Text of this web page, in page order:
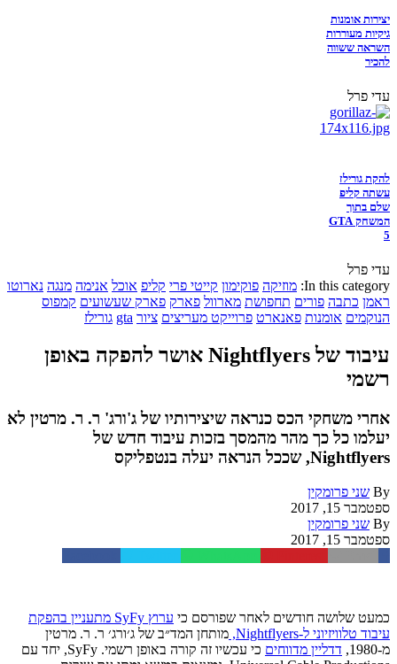
יצירות אומנות
גיקיות מעוררות
השראה ששווה
להכיר
עדי פרל
להקת גורילז
עשתה קליפ
שלם בתוך
המשחק GTA
5
עדי פרל
In this category: מוזיקה פוקימון קייטי פרי קליפ אוכל אנימה מנגה נארוטו
ראמן כתבה פורים תחפושת מארוול פארק פארק שעשועים קמפוס
הנוקמים אומנות פאנארט פרוייקט מעריצים ציור gta גורילז
עיבוד של Nightflyers אושר להפקה באופן
רשמי
אחרי משחקי הכס כנראה שיצירותיו של ג'ורג' ר. ר. מרטין לא
יעלמו כל כך מהר מהמסך בזכות עיבוד חדש של
Nightflyers, שככל הנראה יעלה בנטפליקס
By שני פרומקין
ספטמבר 15, 2017
By שני פרומקין
ספטמבר 15, 2017
כמעט שלושה חודשים לאחר שפורסם כי ערוץ מתעניין בהפקת
עיבוד טלוויזיוני ל-Nightflyers, מותחן המד״ב של ג׳ורג׳ ר. ר. מרטין
מ-1980, דדליין מדווחים כי עכשיו זה קורה באופן רשמי. SyFy, יחד עם